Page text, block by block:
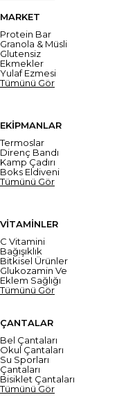
MARKET
Protein Bar
Granola & Müsli
Glutensiz
Ekmekler
Yulaf Ezmesi
Tümünü Gör
EKİPMANLAR
Termoslar
Direnç Bandı
Kamp Çadırı
Boks Eldiveni
Tümünü Gör
VİTAMİNLER
C Vitamini
Bağışıklık
Bitkisel Ürünler
Glukozamin Ve
Eklem Sağlığı
Tümünü Gör
ÇANTALAR
Bel Çantaları
Okul Çantaları
Su Sporları
Çantaları
Bisiklet Çantaları
Tümünü Gör